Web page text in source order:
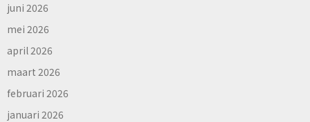
juni 2026
mei 2026
april 2026
maart 2026
februari 2026
januari 2026